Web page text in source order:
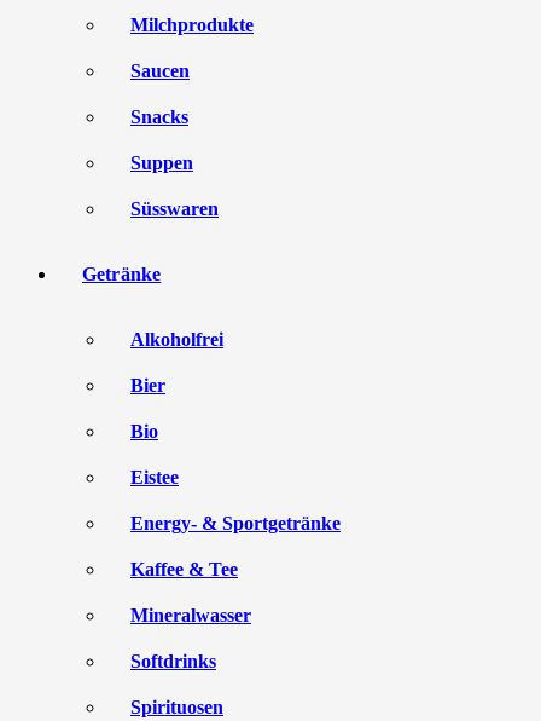
Milchprodukte
Saucen
Snacks
Suppen
Süsswaren
Getränke
Alkoholfrei
Bier
Bio
Eistee
Energy- & Sportgetränke
Kaffee & Tee
Mineralwasser
Softdrinks
Spirituosen